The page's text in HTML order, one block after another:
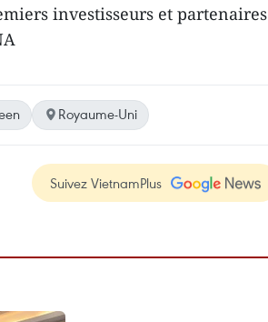
investisseurs et partenaires
Royaume-Uni
Suivez VietnamPlus